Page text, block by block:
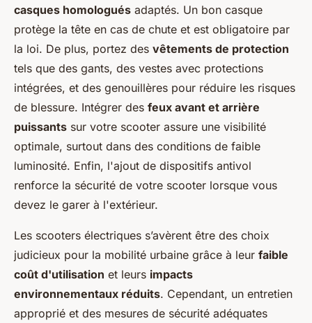
casques homologués adaptés. Un bon casque
protège la tête en cas de chute et est obligatoire par
la loi. De plus, portez des vêtements de protection
tels que des gants, des vestes avec protections
intégrées, et des genouillères pour réduire les risques
de blessure. Intégrer des feux avant et arrière
puissants sur votre scooter assure une visibilité
optimale, surtout dans des conditions de faible
luminosité. Enfin, l'ajout de dispositifs antivol
renforce la sécurité de votre scooter lorsque vous
devez le garer à l'extérieur.
Les scooters électriques s’avèrent être des choix
judicieux pour la mobilité urbaine grâce à leur faible
coût d'utilisation et leurs impacts
environnementaux réduits. Cependant, un entretien
approprié et des mesures de sécurité adéquates